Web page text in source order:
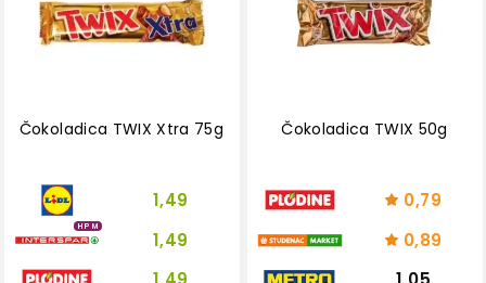
Čokoladica TWIX Xtra 75g
1,49
HPM
1,49
Čokoladica TWIX 50g
0,79
0,89